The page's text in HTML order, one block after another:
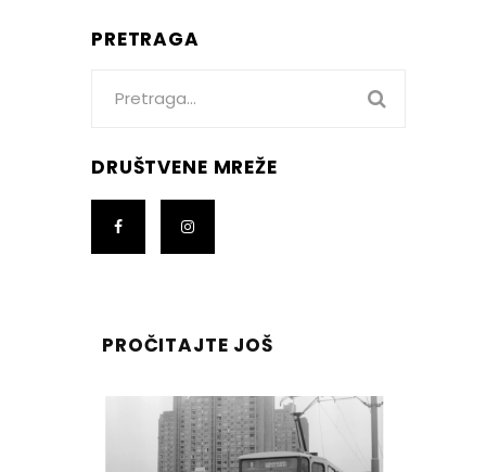
PRETRAGA
DRUŠTVENE MREŽE
PROČITAJTE JOŠ